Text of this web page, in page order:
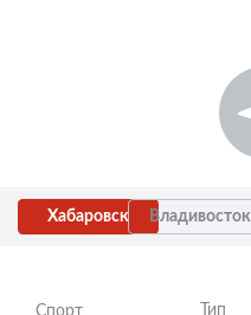
Хабаровск Владивосток
Спорт
Тип